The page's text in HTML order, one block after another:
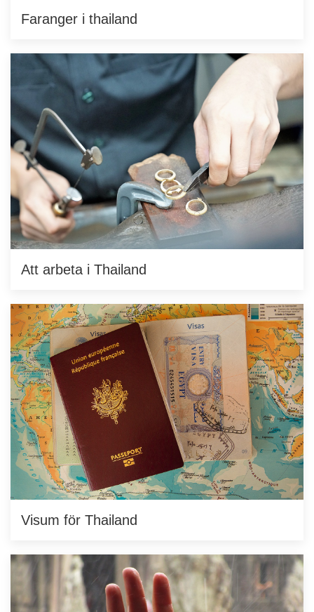
Faranger i thailand
Att arbeta i Thailand
Visum för Thailand